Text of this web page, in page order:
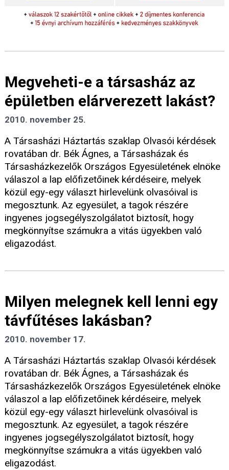
Megveheti-e a társasház az
épületben elárverezett lakást?
2010. november 25.
A Társasházi Háztartás szaklap Olvasói kérdések
rovatában dr. Bék Ágnes, a Társasházak és
Társasházkezelők Országos Egyesületének elnöke
válaszol a lap előfizetőinek kérdéseire, melyek
közül egy-egy választ hirlevelünk olvasóival is
megosztunk. Az egyesület, a tagok részére
ingyenes jogsegélyszolgálatot biztosít, hogy
megkönnyítse számukra a vitás ügyekben való
eligazodást.
Milyen melegnek kell lenni egy
távfűtéses lakásban?
2010. november 17.
A Társasházi Háztartás szaklap Olvasói kérdések
rovatában dr. Bék Ágnes, a Társasházak és
Társasházkezelők Országos Egyesületének elnöke
válaszol a lap előfizetőinek kérdéseire, melyek
közül egy-egy választ hirlevelünk olvasóival is
megosztunk. Az egyesület, a tagok részére
ingyenes jogsegélyszolgálatot biztosít, hogy
megkönnyítse számukra a vitás ügyekben való
eligazodást.